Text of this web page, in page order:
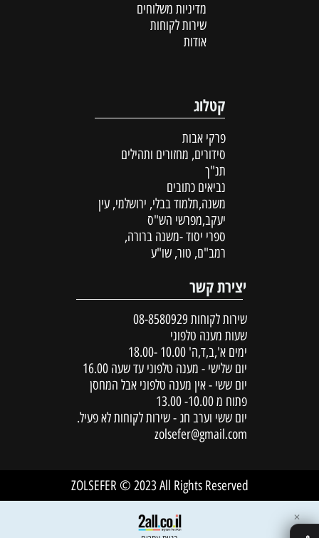
מדיניות משלוחים
שירות לקוחות
אודות
קטלוג
פרקי אבות
סידורים, מחזורים ותהילים
תנ"ך
נביאים כתובים
משנה,תלמוד בבלי, ירושלמי, עין
יעקב,מפרשי הש"ס
ספרי יסוד -משנה ברורה,
רמב"ם, טור, שו"ע
יצירת קשר
שירות לקוחות 08-8580929
שעות מענה טלפוני
ימים א',ב,ד,ה' 10.00 -18.00
יום שלישי - מענה טלפוני עד שעה 16.00
יום ששי - אין מענה טלפוני אבל המחסן
פתוח מ 10.00- 13.00
יום ששי וערב חג - שירות לקוחות לא פעיל.
zolsefer@gmail.com
ZOLSEFER © 2023 All Rights Reserved
✕